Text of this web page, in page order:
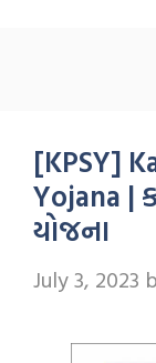
[KPSY]
Yojana |
યોજના
July 3, 2023